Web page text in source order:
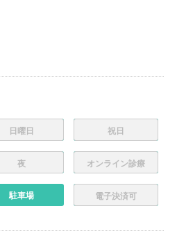
日曜日 祝日
夜 オンライン診療
駐車場 電子決済可